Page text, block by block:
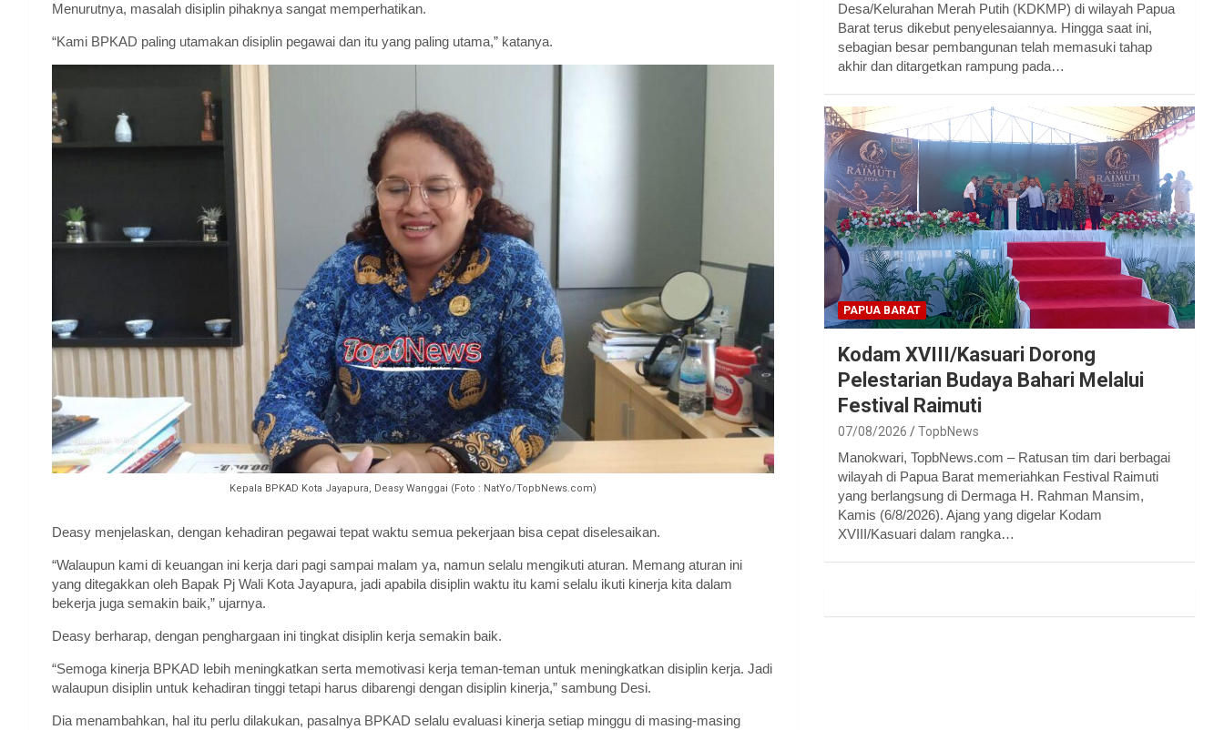
Menurutnya, masalah disiplin pihaknya sangat memperhatikan.
“Kami BPKAD paling utamakan disiplin pegawai dan itu yang paling utama,” katanya.
Kepala BPKAD Kota Jayapura, Deasy Wanggai (Foto : NatYo/TopbNews.com)
Deasy menjelaskan, dengan kehadiran pegawai tepat waktu semua pekerjaan bisa cepat diselesaikan.
“Walaupun kami di keuangan ini kerja dari pagi sampai malam ya, namun selalu mengikuti aturan. Memang aturan ini
yang ditegakkan oleh Bapak Pj Wali Kota Jayapura, jadi apabila disiplin waktu itu kami selalu ikuti kinerja kita dalam
bekerja juga semakin baik,” ujarnya.
Deasy berharap, dengan penghargaan ini tingkat disiplin kerja semakin baik.
“Semoga kinerja BPKAD lebih meningkatkan serta memotivasi kerja teman-teman untuk meningkatkan disiplin kerja. Jadi
walaupun disiplin untuk kehadiran tinggi tetapi harus dibarengi dengan disiplin kinerja,” sambung Desi.
Dia menambahkan, hal itu perlu dilakukan, pasalnya BPKAD selalu evaluasi kinerja setiap minggu di masing-masing
Desa/Kelurahan Merah Putih (KDKMP) di wilayah Papua
Barat terus dikebut penyelesaiannya. Hingga saat ini,
sebagian besar pembangunan telah memasuki tahap
akhir dan ditargetkan rampung pada…
PAPUA BARAT
Kodam XVIII/Kasuari Dorong
Pelestarian Budaya Bahari Melalui
Festival Raimuti
07/08/2026 TopbNews
Manokwari, TopbNews.com – Ratusan tim dari berbagai
wilayah di Papua Barat memeriahkan Festival Raimuti
yang berlangsung di Dermaga H. Rahman Mansim,
Kamis (6/8/2026). Ajang yang digelar Kodam
XVIII/Kasuari dalam rangka…